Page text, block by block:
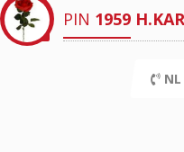
PIN 1959
NL